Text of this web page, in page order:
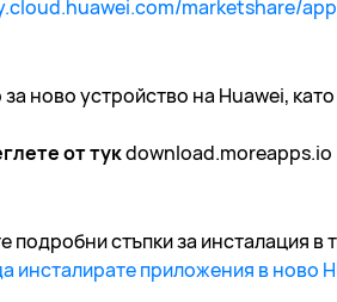
marketshare/
ново устройство на Huawei,
от тукdownload.moreapps.io
подробни стъпки за инсталация в
инсталирате приложения в ново